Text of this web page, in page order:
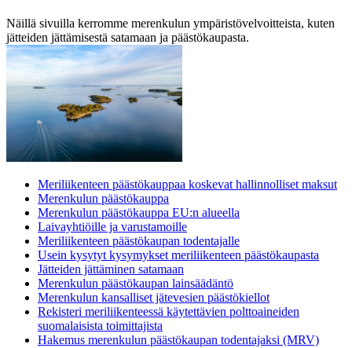
Näillä sivuilla kerromme merenkulun ympäristövelvoitteista, kuten
jätteiden jättämisestä satamaan ja päästökaupasta.
Meriliikenteen päästökauppaa koskevat hallinnolliset maksut
Merenkulun päästökauppa
Merenkulun päästökauppa EU:n alueella
Laivayhtiöille ja varustamoille
Meriliikenteen päästökaupan todentajalle
Usein kysytyt kysymykset meriliikenteen päästökaupasta
Jätteiden jättäminen satamaan
Merenkulun päästökaupan lainsäädäntö
Merenkulun kansalliset jätevesien päästökiellot
Rekisteri meriliikenteessä käytettävien polttoaineiden
suomalaisista toimittajista
Hakemus merenkulun päästökaupan todentajaksi (MRV)